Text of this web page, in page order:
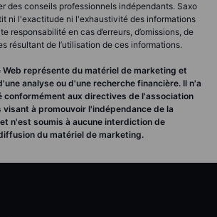
des conseils professionnels indépendants. Saxo
ni l'exactitude ni l'exhaustivité des informations
responsabilité en cas d’erreurs, d’omissions, de
résultant de l’utilisation de ces informations.
Web représente du matériel de marketing et
analyse ou d'une recherche financière. Il n'a
conformément aux directives de l'association
à promouvoir l'indépendance de la
n'est soumis à aucune interdiction de
du matériel de marketing.